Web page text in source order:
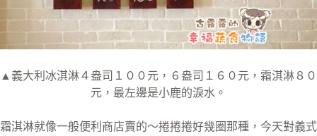
▲義大利冰淇淋４盎司１００元，６盎司１６０元，霜淇淋８０
元，最左邊是小鹿的淚水。
霜淇淋就像一般便利商店賣的～捲捲捲好幾圈那種，今天對義式